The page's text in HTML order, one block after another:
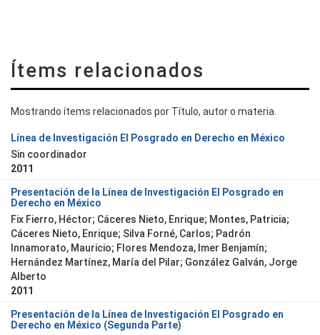
Ítems relacionados
Mostrando ítems relacionados por Título, autor o materia.
Línea de Investigación El Posgrado en Derecho en México
Sin coordinador
2011
Presentación de la Línea de Investigación El Posgrado en
Derecho en México
Fix Fierro, Héctor; Cáceres Nieto, Enrique; Montes, Patricia;
Cáceres Nieto, Enrique; Silva Forné, Carlos; Padrón
Innamorato, Mauricio; Flores Mendoza, Imer Benjamín;
Hernández Martínez, María del Pilar; González Galván, Jorge
Alberto
2011
Presentación de la Línea de Investigación El Posgrado en
Derecho en México (Segunda Parte)